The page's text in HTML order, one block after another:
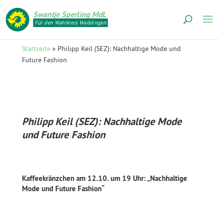
Swantje Sperling MdL
Für den Wahlkreis Waiblingen
Startseite» Philipp Keil (SEZ): Nachhaltige Mode und
Future Fashion
Philipp Keil (SEZ): Nachhaltige Mode
und Future Fashion
Kaffeekränzchen am 12.10. um 19 Uhr: „Nachhaltige
Mode und Future Fashion“